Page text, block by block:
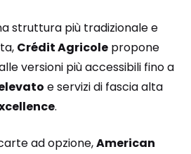
struttura più tradizionale e
Crédit Agricole propone
versioni più accessibili fino a
e servizi di fascia alta
.
ad opzione,American